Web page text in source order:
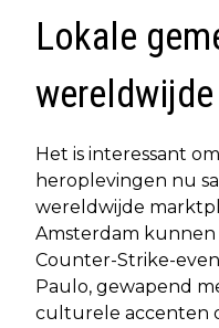
Lokale
Het is interessant
heroplevingen nu
wereldwijde
Amsterdam
Counter-Strike-
Paulo, gewapend
culturele accenten